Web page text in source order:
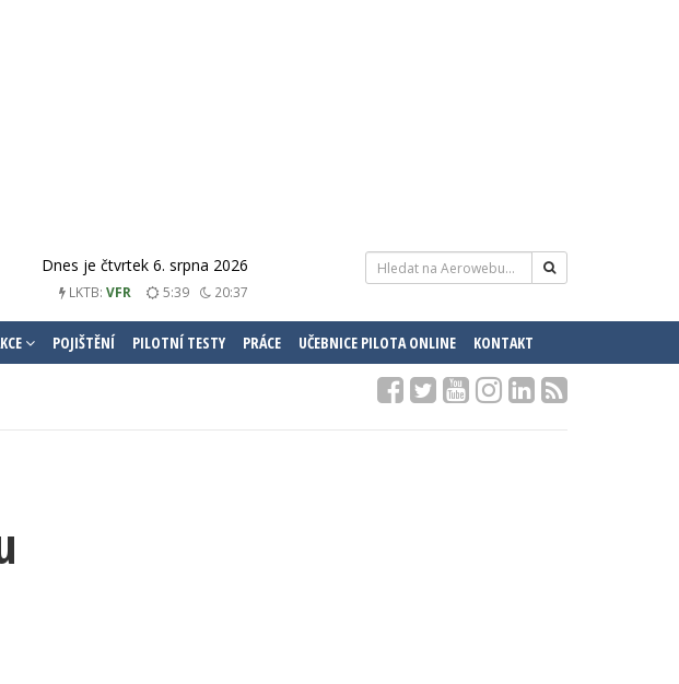
Dnes je čtvrtek 6. srpna 2026
LKTB: VFR 5:39 20:37
POJIŠTĚNÍ PILOTNÍ TESTY PRÁCE UČEBNICE PILOTA ONLINE KONTAKT